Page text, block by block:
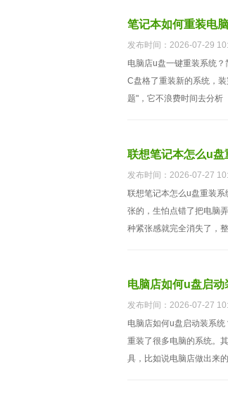
笔记本如何重装电
发布时间：2026-07-29
电脑店u盘一键重装系统
C盘格了重装新的系统，
题"，它不浪费时间去分析
联想笔记本怎么u
发布时间：2026-07-27
联想笔记本怎么u盘重装
张的，生怕点错了把电脑
种紧张感就完全消失了，整
电脑店如何u盘启
发布时间：2026-07-27
电脑店如何u盘启动装系
重装了很多电脑的系统。
具，比如说电脑店做出来的